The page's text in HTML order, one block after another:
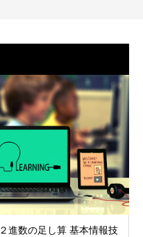
２進数の足し算 基本情報技